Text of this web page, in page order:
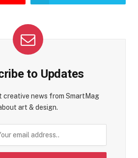
to Updates
creative news from SmartMag
art & design.